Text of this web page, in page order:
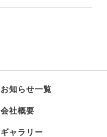
お知らせ一覧
会社概要
ギャラリー